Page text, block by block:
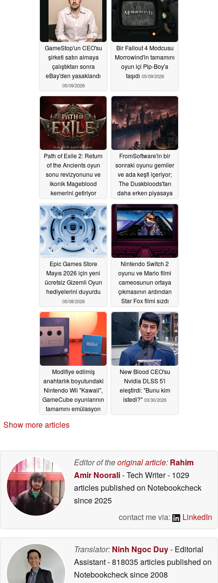
GameStop'un CEO'su
şirketi satın almaya
çalıştıktan sonra
eBay'den yasaklandı
05/09/2026
Bir Fallout 4 Modcusu
Morrowind'in tamamını
oyun içi Pip-Boy'a
taşıdı 05/09/2026
Path of Exile 2: Return
of the Ancients oyun
sonu revizyonunu ve
ikonik Mageblood
kemerini getiriyor
05/08/2026
FromSoftware'in bir
sonraki oyunu gemiler
ve ada keşfi içeriyor;
The Duskbloods'tan
daha erken piyasaya
sürülebilir05/08/2026
Epic Games Store
Mayıs 2026 için yeni
ücretsiz Gizemli Oyun
hediyelerini duyurdu
05/08/2026
Nintendo Switch 2
oyunu ve Mario filmi
cameosunun ortaya
çıkmasının ardından
Star Fox filmi sızdı
05/08/2026
Modifiye edilmiş
anahtarlık boyutundaki
Nintendo Wii "Kawaii",
GameCube oyunlarının
tamamını emülasyon
05/06/2026
New Blood CEO'su
Nvidia DLSS 5'i
eleştirdi: "Bunu kim
istedi?" 03/30/2026
Show more articles
Editor of theoriginal article: Rahim
Amir Noorali- Tech Writer- 1029
articles published on Notebookcheck
since 2025
contact me via:
LinkedIn
Translator: Ninh Ngoc Duy- Editorial
Assistant- 818035 articles published on
Notebookchecksince 2008